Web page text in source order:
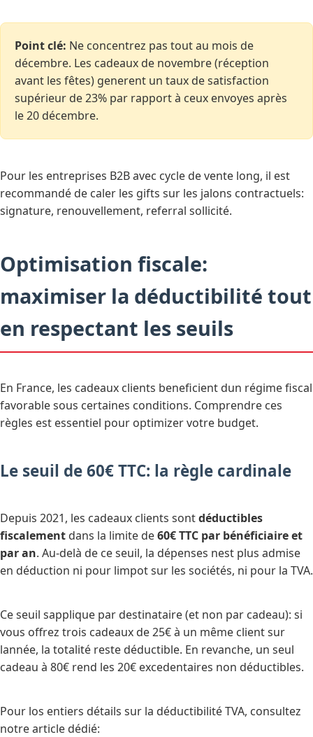
Point clé: Ne concentrez pas tout au mois de
décembre. Les cadeaux de novembre (réception
avant les fêtes) generent un taux de satisfaction
supérieur de 23% par rapport à ceux envoyes après
le 20 décembre.
Pour les entreprises B2B avec cycle de vente long, il est
recommandé de caler les gifts sur les jalons contractuels:
signature, renouvellement, referral sollicité.
Optimisation fiscale:
maximiser la déductibilité tout
en respectant les seuils
En France, les cadeaux clients beneficient dun régime fiscal
favorable sous certaines conditions. Comprendre ces
règles est essentiel pour optimizer votre budget.
Le seuil de 60€ TTC: la règle cardinale
Depuis 2021, les cadeaux clients sontdéductibles
fiscalement dans la limite de60€ TTC par bénéficiaire et
par an. Au-delà de ce seuil, la dépenses nest plus admise
en déduction ni pour limpot sur les sociétés, ni pour la TVA.
Ce seuil sapplique par destinataire (et non par cadeau): si
vous offrez trois cadeaux de 25€ à un même client sur
lannée, la totalité reste déductible. En revanche, un seul
cadeau à 80€ rend les 20€ excedentaires non déductibles.
Pour los entiers détails sur la déductibilité TVA, consultez
notre article dédié: